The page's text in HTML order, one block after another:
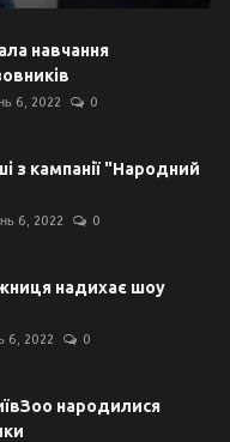
навчання
6, 2022 0
з кампанії "Народний
6, 2022 0
надихає шоу
6, 2022 0
народилися